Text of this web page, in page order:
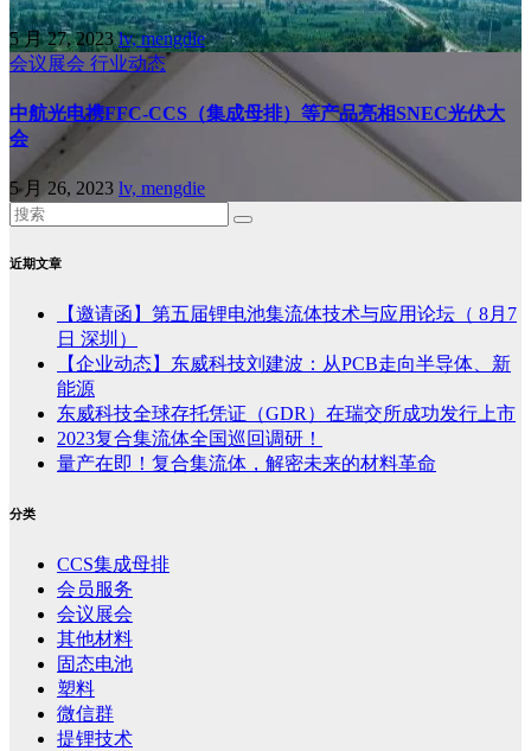
5 月 27, 2023lv, mengdie
会议展会 行业动态
中航光电携FFC-CCS（集成母排）等产品亮相SNEC光伏大
会
5 月 26, 2023 lv, mengdie
近期文章
【邀请函】第五届锂电池集流体技术与应用论坛（ 8月7
日 深圳）
【企业动态】东威科技刘建波：从PCB走向半导体、新
能源
东威科技全球存托凭证（GDR）在瑞交所成功发行上市
2023复合集流体全国巡回调研！
量产在即！复合集流体，解密未来的材料革命
分类
CCS集成母排
会员服务
会议展会
其他材料
固态电池
塑料
微信群
提锂技术